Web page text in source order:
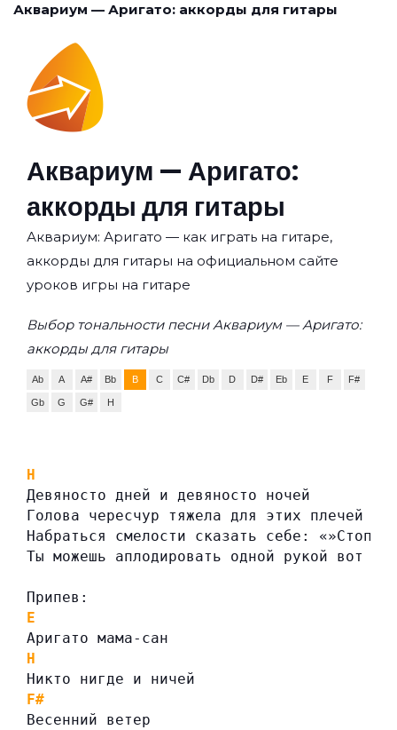
Аквариум — Аригато: аккорды для гитары
Аквариум — Аригато:
аккорды для гитары
Аквариум: Аригато — как играть на гитаре,
аккорды для гитары на официальном сайте
уроков игры на гитаре
Выбор тональности песни Аквариум — Аригато:
аккорды для гитары
Ab A A# Bb B C C# Db D D# Eb E F F#
Gb G G# H
H
Девяносто дней и девяносто ночей
Голова чересчур тяжела для этих плечей
Набраться смелости сказать себе:
Ты можешь аплодировать одной рукой вот
Припев:
E
Аригато мама-сан
H
Никто нигде и ничей
F#
Весенний ветер